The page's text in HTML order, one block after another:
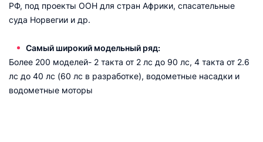
РФ, под проекты ООН для стран Африки, спасательные
суда Норвегии и др.
Самый широкий модельный ряд:
Более 200 моделей- 2 такта от 2 лс до 90 лс, 4 такта от 2.6
лс до 40 лс (60 лс в разработке), водометные насадки и
водометные моторы